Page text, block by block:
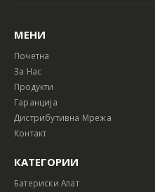
МЕНИ
Почетна
За Нас
Продукти
Гаранција
Дистрибутивна Мрежа
Контакт
КАТЕГОРИИ
Батериски Алат